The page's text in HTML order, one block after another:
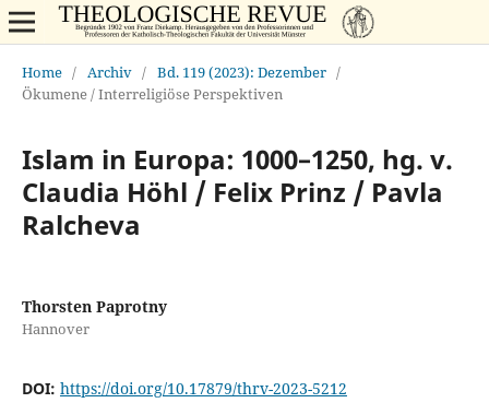
Home / Archiv / Bd. 119 (2023): Dezember /
Ökumene / Interreligiöse Perspektiven
Islam in Europa: 1000–1250, hg. v.
Claudia Höhl / Felix Prinz / Pavla
Ralcheva
Thorsten Paprotny
Hannover
DOI: https://doi.org/10.17879/thrv-2023-5212